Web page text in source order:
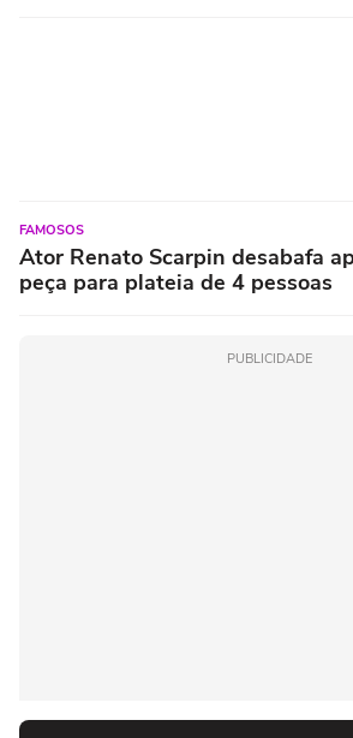
FAMOSOS
Ator Renato Scarpin desabafa
peça para plateia de 4 pessoas
PUBLICIDADE